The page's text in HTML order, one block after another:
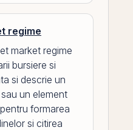
regime
market regime
bursiere si
si descrie un
un element
formarea
si citirea